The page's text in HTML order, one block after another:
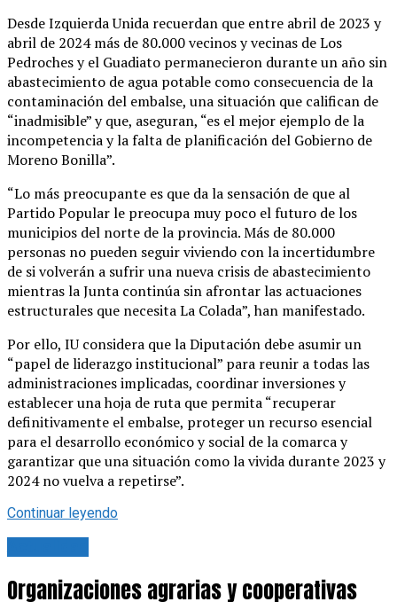
Desde Izquierda Unida recuerdan que entre abril de 2023 y
abril de 2024 más de 80.000 vecinos y vecinas de Los
Pedroches y el Guadiato permanecieron durante un año sin
abastecimiento de agua potable como consecuencia de la
contaminación del embalse, una situación que califican de
“inadmisible” y que, aseguran, “es el mejor ejemplo de la
incompetencia y la falta de planificación del Gobierno de
Moreno Bonilla”.
“Lo más preocupante es que da la sensación de que al
Partido Popular le preocupa muy poco el futuro de los
municipios del norte de la provincia. Más de 80.000
personas no pueden seguir viviendo con la incertidumbre
de si volverán a sufrir una nueva crisis de abastecimiento
mientras la Junta continúa sin afrontar las actuaciones
estructurales que necesita La Colada”, han manifestado.
Por ello, IU considera que la Diputación debe asumir un
“papel de liderazgo institucional” para reunir a todas las
administraciones implicadas, coordinar inversiones y
establecer una hoja de ruta que permita “recuperar
definitivamente el embalse, proteger un recurso esencial
para el desarrollo económico y social de la comarca y
garantizar que una situación como la vivida durante 2023 y
2024 no vuelva a repetirse”.
Continuar leyendo
Organizaciones agrarias y cooperativas